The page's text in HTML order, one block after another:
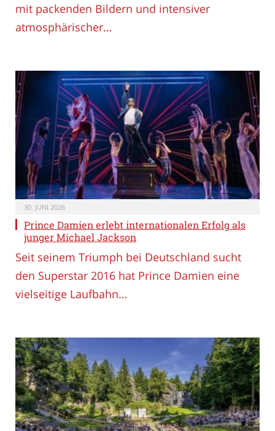
mit packenden Bildern und intensiver
atmosphärischer…
30. JUNI 2026
Prince Damien erlebt internationalen Erfolg als
junger Michael Jackson
Seit seinem Triumph bei Deutschland sucht
den Superstar 2016 hat Prince Damien eine
vielseitige Laufbahn…